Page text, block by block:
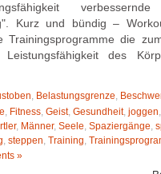
Kurz und bündig –
die
des
, Belastungsgrenze,
, Fitness, Geist, Gesundheit, joggen,
, Männer, Seele, Spaziergänge,
, steppen, Training,
»